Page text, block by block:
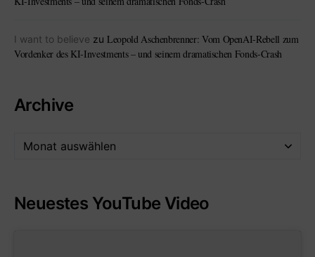
I want to believe zu Leopold Aschenbrenner: Vom OpenAI-Rebell zum
Vordenker des KI-Investments – und seinem dramatischen Fonds-Crash
Archive
Neuestes YouTube Video